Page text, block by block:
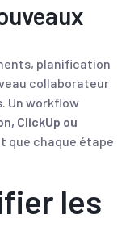
planification
collaborateur
Un workflow
ClickUp ou
que chaque étape
les